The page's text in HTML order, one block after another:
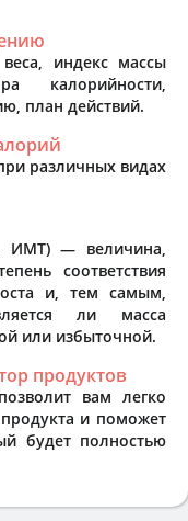
индекс массы
калорийности,
план действий.
различных видах
ИМТ) — величина,
соответствия
и, тем самым,
ли масса
или избыточной.
продуктов
вам легко
и поможет
будет полностью